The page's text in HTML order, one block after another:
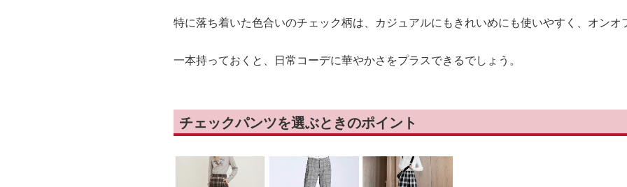
特に落ち着いた色合いのチェック柄は、カジュアルにもきれいめにも使いやすく、オンオ
一本持っておくと、日常コーデに華やかさをプラスできるでしょう。
チェックパンツを選ぶときのポイント